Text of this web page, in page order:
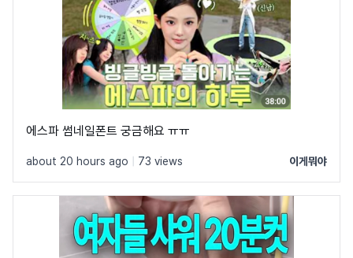
에스파 썸네일폰트 궁금해요 ㅠㅠ
about 20 hours ago 73 views 이게뭐야